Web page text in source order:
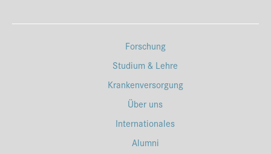
Forschung
Studium & Lehre
Krankenversorgung
Über uns
Internationales
Alumni